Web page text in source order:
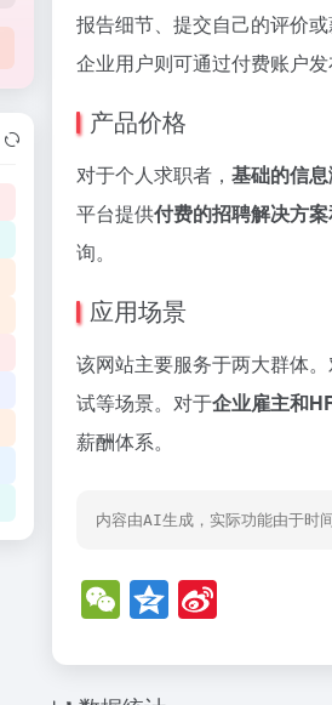
报告细节、提交自己的评价
企业用户则可通过付费账户
产品价格
对于个人求职者， 基础的信
平台提供付费的招聘解决方
询。
应用场景
该网站主要服务于两大群体
试等场景。对于企业雇主和
薪酬体系。
内容由AI生成，实际功能由于时
W
e
C
Q
z
o a